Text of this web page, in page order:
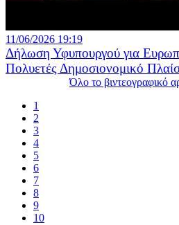
11/06/2026 19:19
Δήλωση Υφυπουργού για
Πολυετές Δημοσιονομικό
Όλο το βιντεογραφικό
1
2
3
4
5
6
7
8
9
10